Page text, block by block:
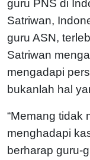
guru PNS di
Satriwan,
guru ASN,
Satriwan
mengadapi
bukanlah hal
“Memang tidak
menghadapi
berharap guru-